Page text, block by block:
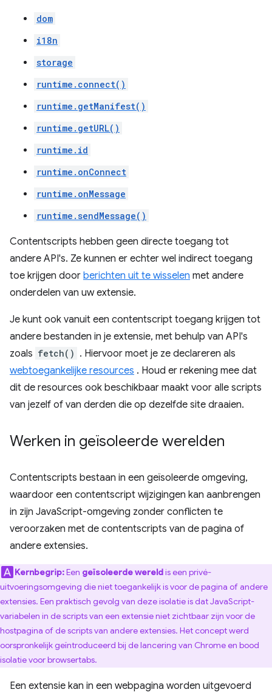
dom
i18n
storage
runtime.connect()
runtime.getManifest()
runtime.getURL()
runtime.id
runtime.onConnect
runtime.onMessage
runtime.sendMessage()
Contentscripts hebben geen directe toegang tot
andere API's. Ze kunnen er echter wel indirect toegang
toe krijgen door berichten uit te wisselen met andere
onderdelen van uw extensie.
Je kunt ook vanuit een contentscript toegang krijgen tot
andere bestanden in je extensie, met behulp van API's
zoals fetch() . Hiervoor moet je ze declareren als
webtoegankelijke resources . Houd er rekening mee dat
dit de resources ook beschikbaar maakt voor alle scripts
van jezelf of van derden die op dezelfde site draaien.
Werken in geïsoleerde werelden
Contentscripts bestaan ​​in een geïsoleerde omgeving,
waardoor een contentscript wijzigingen kan aanbrengen
in zijn JavaScript-omgeving zonder conflicten te
veroorzaken met de contentscripts van de pagina of
andere extensies.
Kernbegrip:Een geïsoleerde wereldis een privé-
uitvoeringsomgeving die niet toegankelijk is voor de pagina of andere
extensies. Een praktisch gevolg van deze isolatie is dat JavaScript-
variabelen in de scripts van een extensie niet zichtbaar zijn voor de
hostpagina of de scripts van andere extensies. Het concept werd
oorspronkelijk geïntroduceerd bij de lancering van Chrome en bood
isolatie voor browsertabs.
Een extensie kan in een webpagina worden uitgevoerd